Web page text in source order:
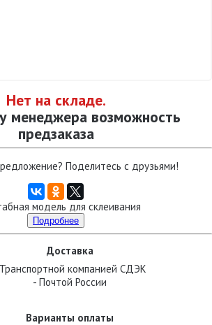
Нет на складе.
менеджера возможность
предзаказа
Поделитесь с друзьями!
модель для склеивания
Подробнее
Доставка
компанией СДЭК
- Почтой России
Варианты оплаты